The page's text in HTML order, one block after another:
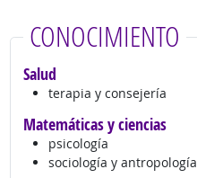
CONOCIMIENTO
Salud
terapia y consejería
Matemáticas y ciencias
psicología
sociología y antropología